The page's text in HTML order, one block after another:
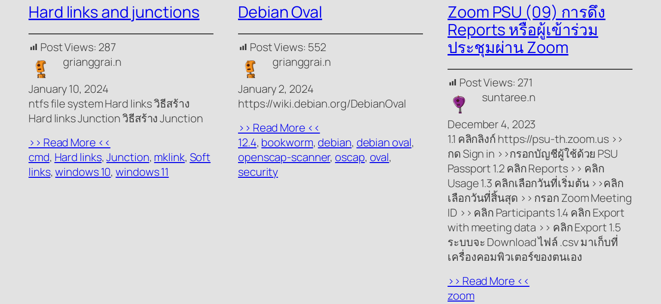
Hard links and junctions
Post Views: 287
grianggrai.n
January 10, 2024
ntfs file system Hard links วิธีสร้าง
Hard links Junction วิธีสร้าง Junction
>> Read More <<
cmd, Hard links, Junction, mklink, Soft
links, windows 10, windows 11
Debian Oval
Post Views: 552
grianggrai.n
January 2, 2024
https://wiki.debian.org/DebianOval
>> Read More <<
12.4, bookworm, debian, debian oval
openscap-scanner, oscap, oval
security
Zoom PSU (09) การดึง
Reports หรือผู้เข้าร่วม
ประชุมผ่าน Zoom
Post Views: 271
suntaree.n
December 4, 2023
1.1 คลิกลิงก์ https://psu-th.zoom.us >>
กด Sign in >>กรอกบัญชีผู้ใช้ด้วย PSU
Passport 1.2 คลิก Reports >> คลิก
Usage 1.3 คลิกเลือกวันที่เริ่มต้น >>คลิก
เลือกวันที่สิ้นสุด >> กรอก Zoom Meeting
ID >> คลิก Participants 1.4 คลิก Export
with meeting data >> คลิก Export 1.5
ระบบจะ Download ไฟล์ .csv มาเก็บที่
เครื่องคอมพิวเตอร์ของตนเอง
>> Read More <<
zoom